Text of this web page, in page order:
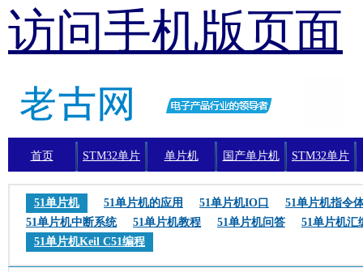
访问手机版页面
首页 STM32单片 单片机 国产单片机 STM32单片
51单片机
51单片机的应用 51单片机IO口
51单片机指令
51单片机中断系统
51单片机教程 51单片机问答
51单片机汇
51单片机Keil C51编程